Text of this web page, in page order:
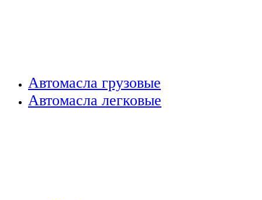
Автомасла грузовые
Автомасла легковые